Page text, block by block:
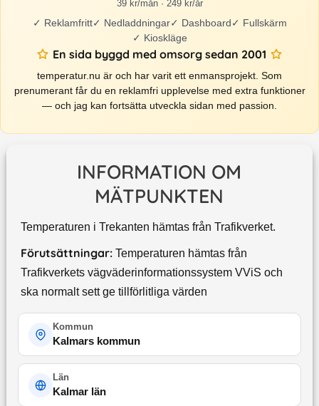
39 kr/mån · 249 kr/år
✓ Reklamfritt✓ Nedladdningar✓ Dashboard✓ Fullskärm
✓ Kioskläge
En sida byggd med omsorg sedan 2001
temperatur.nu är och har varit ett enmansprojekt. Som
prenumerant får du en reklamfri upplevelse med extra funktioner
— och jag kan fortsätta utveckla sidan med passion.
INFORMATION OM
MÄTPUNKTEN
Temperaturen i Trekanten hämtas från Trafikverket.
Förutsättningar: Temperaturen hämtas från
Trafikverkets vägväderinformationssystem VViS och
ska normalt sett ge tillförlitliga värden
Kommun
Kalmars kommun
Län
Kalmar län